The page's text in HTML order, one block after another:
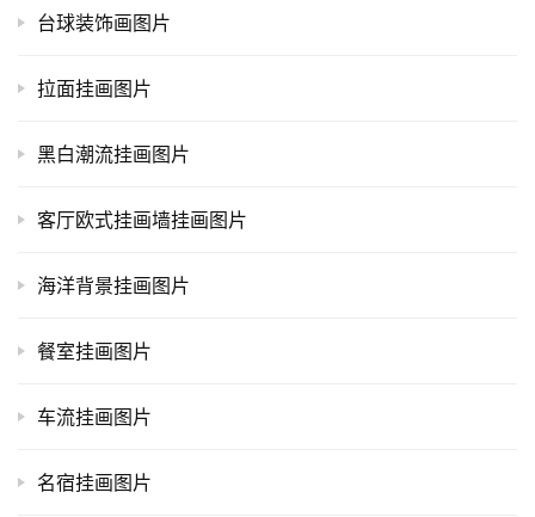
台球装饰画图片
拉面挂画图片
黑白潮流挂画图片
客厅欧式挂画墙挂画图片
海洋背景挂画图片
餐室挂画图片
车流挂画图片
名宿挂画图片